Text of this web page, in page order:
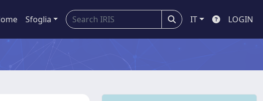
Sfoglia IT LOGIN